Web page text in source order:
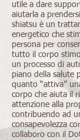
utile a dare
aiutarla a
shiatsu è un
energetico che
persona per
tutto il corpo
un processo di
piano della salute
quanto “attiva”
corpo che aiuta il
attenzione alla
contribuendo ad
consapevolezza
collaboro con il